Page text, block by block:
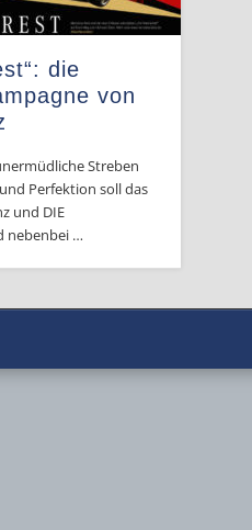
die
von
Streben
Perfektion soll das
und DIE
nebenbei …